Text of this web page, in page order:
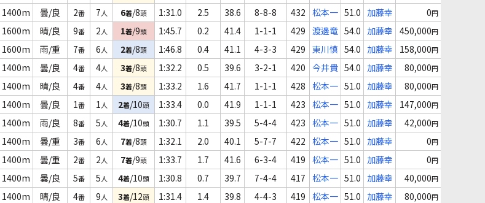
1400m 曇/良 2番 7人 6着/8頭 1:31.0 2.5 38.6 8-8-8 432 松本一 51.0 加藤幸 0円
1600m 晴/良 9番 2人 1着/9頭 1:45.7 0.2 41.4 1-1-1 429 渡邊竜 54.0 加藤幸 450,000円
1600m 雨/重 7番 6人 2着/8頭 1:46.8 0.4 41.1 4-3-3 429 東川慎 54.0 加藤幸 158,000円
1400m 曇/良 4番 4人 3着/8頭 1:32.2 0.5 39.6 3-2-1 420 今井貴 54.0 加藤幸 80,000円
1400m 晴/良 4番 4人 3着/8頭 1:33.2 1.6 41.7 1-1-1 428 松本一 51.0 加藤幸 80,000円
1400m 曇/良 1番 1人 2着/10頭 1:33.4 0.0 41.9 1-1-1 423 松本一 51.0 加藤幸 147,000円
1400m 雨/良 8番 5人 4着/10頭 1:30.7 1.1 39.5 5-4-4 423 松本一 51.0 加藤幸 42,000円
1400m 曇/重 3番 6人 7着/8頭 1:32.1 2.0 40.1 5-7-7 422 松本一 51.0 加藤幸 0円
1400m 曇/重 2番 2人 7着/9頭 1:33.7 1.7 41.6 6-3-4 419 松本一 51.0 加藤幸 0円
1400m 曇/良 5番 5人 4着/10頭 1:30.8 0.7 39.7 7-4-4 417 松本一 51.0 加藤幸 40,000円
1400m 晴/良 4番 9人 3着/12頭 1:31.4 1.4 39.8 4-4-3 419 松本一 51.0 加藤幸 80,000円